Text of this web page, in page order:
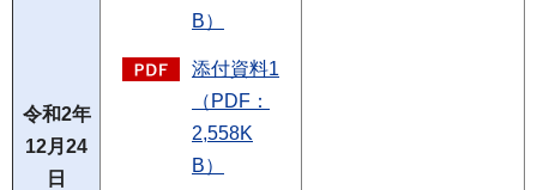
令和2年
12月24
日
B）
添付資料1
（PDF：
2,558K
B）